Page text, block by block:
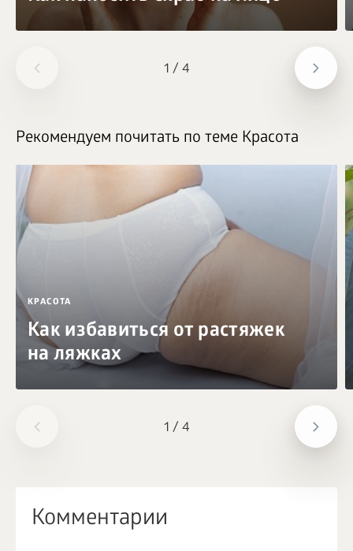
1 / 4
1 / 4
Рекомендуем почитать по теме Красота
КРАСОТА
Как избавиться от растяжек
на ляжках
Комментарии